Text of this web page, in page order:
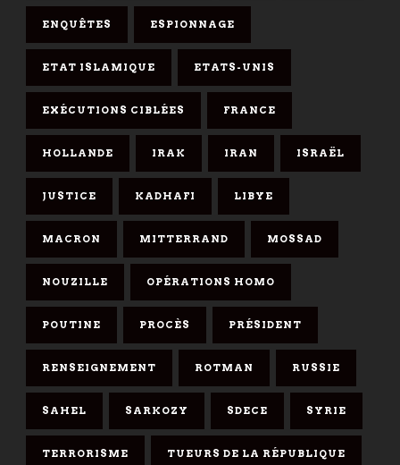
ENQUÊTES ESPIONNAGE
ETAT ISLAMIQUE ETATS-UNIS
EXÉCUTIONS CIBLÉES FRANCE
HOLLANDE IRAK IRAN ISRAËL
JUSTICE KADHAFI LIBYE
MACRON MITTERRAND MOSSAD
NOUZILLE OPÉRATIONS HOMO
POUTINE PROCÈS PRÉSIDENT
RENSEIGNEMENT ROTMAN RUSSIE
SAHEL SARKOZY SDECE SYRIE
TERRORISME TUEURS DE LA RÉPUBLIQUE